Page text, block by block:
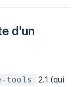
d'un
tools
2.1 (qui